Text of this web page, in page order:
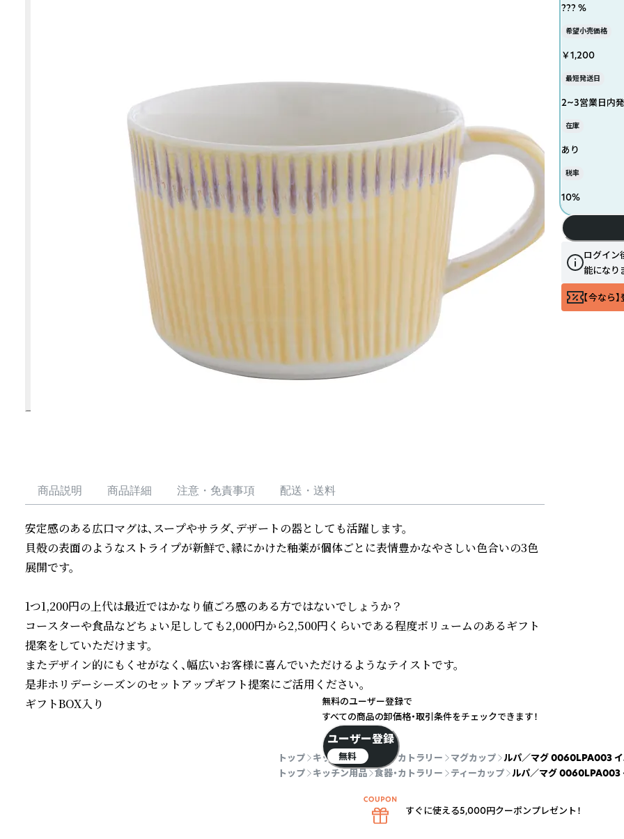
商品説明 商品詳細 注意・免責事項 配送・送料
安定感のある広口マグは、スープやサラダ、デザートの器としても活躍します。
貝殻の表面のようなストライプが新鮮で、縁にかけた釉薬が個体ごとに表情豊かなやさしい色合いの3色
展開です。
1つ1,200円の上代は最近ではかなり値ごろ感のある方ではないでしょうか？
コースターや食品などちょい足ししても2,000円から2,500円くらいである程度ボリュームのあるギフト
提案をしていただけます。
またデザイン的にもくせがなく、幅広いお客様に喜んでいただけるようなテイストです。
是非ホリデーシーズンのセットアップギフト提案にご活用ください。
ギフトBOX入り
??? %
希望小売価格
￥1,200
最短発送日
2~3営業日内
在庫
あり
税率
10%
ログイン
能になり
【今なら
トップ キッチン用品 食器・カトラリー マグカップ
ルパ／マグ 0060LPA003 イ
トップ
キッチン用品 食器・カトラリー ティーカップ ルパ／マグ 0060LPA003
無料のユーザー登録で
すべての商品の卸価格・取引条件をチェックできます！
ユーザー登録
無料
すぐに使える5,000円クーポンプレゼント！